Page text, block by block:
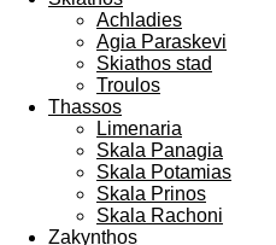
Achladies
Agia Paraskevi
Skiathos stad
Troulos
Thassos
Limenaria
Skala Panagia
Skala Potamias
Skala Prinos
Skala Rachoni
Zakynthos